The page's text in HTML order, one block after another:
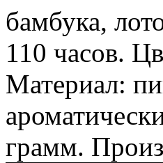
бамбука,
110 часов.
Материал:
грамм.